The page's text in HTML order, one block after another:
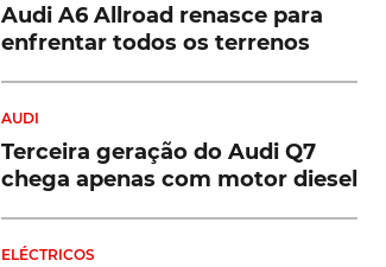
Audi A6 Allroad renasce para
enfrentar todos os terrenos
AUDI
Terceira geração do Audi Q7
chega apenas com motor diesel
ELÉCTRICOS